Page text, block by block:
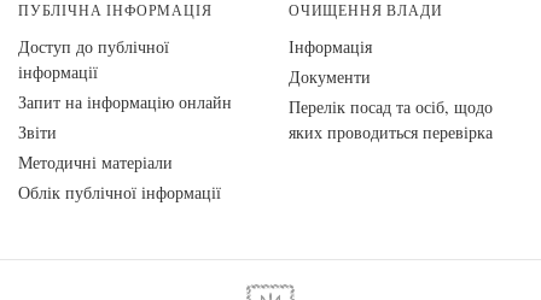
ПУБЛІЧНА ІНФОРМАЦІЯ
Доступ до публічної
інформації
Запит на інформацію онлайн
Звіти
Методичні матеріали
Облік публічної інформації
ОЧИЩЕННЯ ВЛАДИ
Інформація
Документи
Перелік посад та осіб, щодо
яких проводиться перевірка